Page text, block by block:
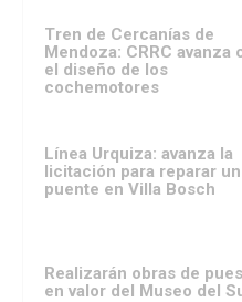
Tren de Cercanías de
Mendoza: CRRC avanza
el diseño de los
cochemotores
Línea Urquiza: avanza la
licitación para reparar un
puente en Villa Bosch
Realizarán obras de
en valor del Museo del